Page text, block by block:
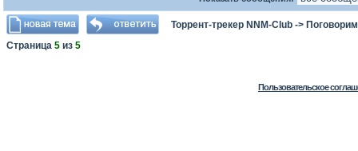
Торрент-трекер NNM-Club -> Поговорим
Страница 5 из 5
Пользовательское